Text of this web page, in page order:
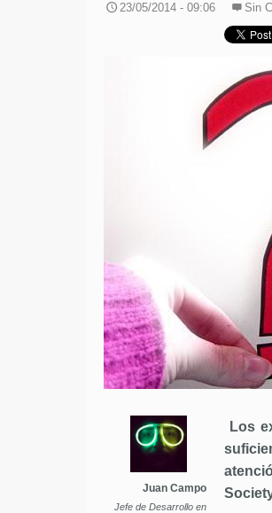
23/05/2014 - 09:06 Sin
Juan Campo
Jefe de Desarrollo en
Los